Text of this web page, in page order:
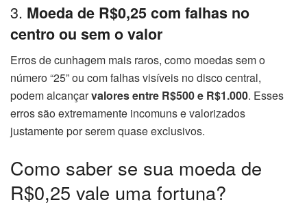
3. Moeda de R$0,25 com falhas no
centro ou sem o valor
Erros de cunhagem mais raros, como moedas sem o
número “25” ou com falhas visíveis no disco central,
podem alcançarvalores entre R$500 e R$1.000. Esses
erros são extremamente incomuns e valorizados
justamente por serem quase exclusivos.
Como saber se sua moeda de
R$0,25 vale uma fortuna?